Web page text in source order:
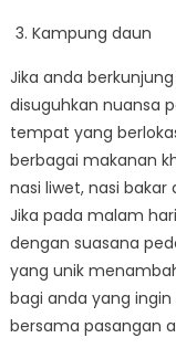
Kampung daun
Jika anda
disuguhkan nuansa
tempat yang
berbagai makanan
nasi liwet, nasi
Jika pada malam
dengan suasana
yang unik
bagi anda yang
bersama pasangan